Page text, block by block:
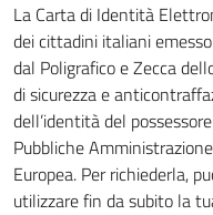
La Carta di Identità
dei cittadini italiani
dal Poligrafico e Zecca
di sicurezza e
dell’identità del
Pubbliche
Europea. Per richiederla,
utilizzare fin da subito la